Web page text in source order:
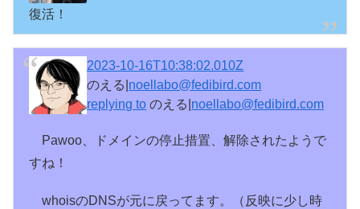
復活！
2023-10-16T10:38:02.010Z
のえる| noellabo@fedibird.com
replying to のえる| noellabo@fedibird.com
Pawoo、ドメインの停止措置、解除されたようで
すね！
whoisのDNSが元に戻ってます。（反映に少し時